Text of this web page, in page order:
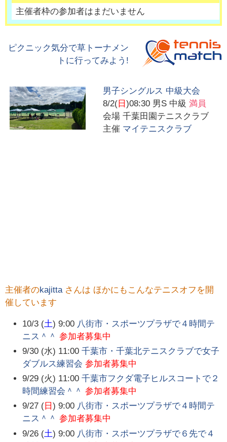
主催者枠の参加者はまだいません
ピクニック気分で草トーナメン
トに行ってみよう!
男子シングルス 中級大会
8/2(日 )08:30 男S 中級 満員
会場 千葉田園テニスクラブ
主催 マイテニスクラブ
主催者のkajitta さんは ほかにもこんなテニスオフを開
催しています
10/3 (土) 9:00 八街市・スポーツプラザで４時間テ
ニス＾＾ 参加者募集中
9/30 (水) 11:00 千葉市・千葉北テニスクラブで女子
ダブルス練習会 参加者募集中
9/29 (火) 11:00 千葉市フクダ電子ヒルスコートで２
時間練習会＾＾ 参加者募集中
9/27 ( 日) 9:00 八街市・スポーツプラザで４時間テ
ニス＾＾ 参加者募集中
9/26 (土) 9:00 八街市・スポーツプラザで６先で４